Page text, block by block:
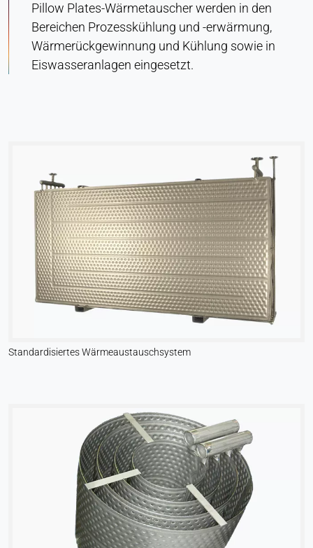
Pillow Plates-Wärmetauscher werden in den
Bereichen Prozesskühlung und -erwärmung,
Wärmerückgewinnung und Kühlung sowie in
Eiswasseranlagen eingesetzt.
Standardisiertes Wärmeaustauschsystem